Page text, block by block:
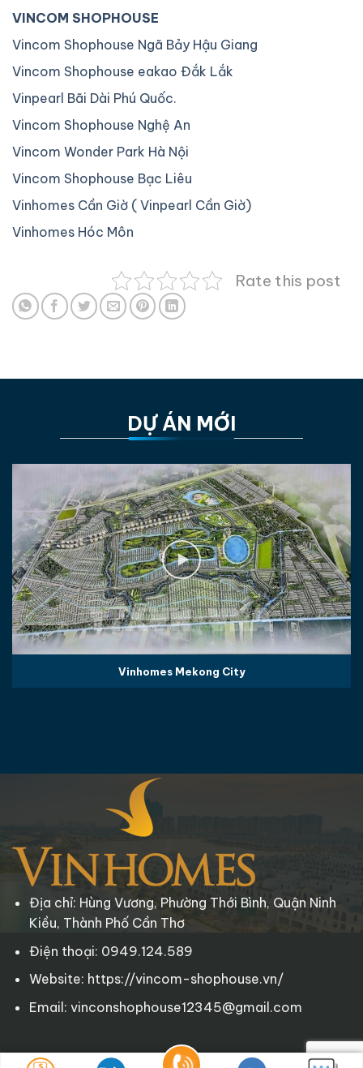
VINCOM SHOPHOUSE
Vincom Shophouse Ngã Bảy Hậu Giang
Vincom Shophouse eakao Đắk Lắk
Vinpearl Bãi Dài Phú Quốc.
Vincom Shophouse Nghệ An
Vincom Wonder Park Hà Nội
Vincom Shophouse Bạc Liêu
Vinhomes Cần Giờ ( Vinpearl Cần Giờ)
Vinhomes Hóc Môn
Rate this post
DỰ ÁN MỚI
Vinhomes Mekong City
Địa chỉ: Hùng Vương, Phường Thới Bình, Quận Ninh
Kiều, Thành Phố Cần Thơ
Điện thoại: 0949.124.589
Website: https://vincom-shophouse.vn/
Email: vinconshophouse12345@gmail.com
Copyright © 2025 Vincom-Shophouse.vn . All rights reserved.